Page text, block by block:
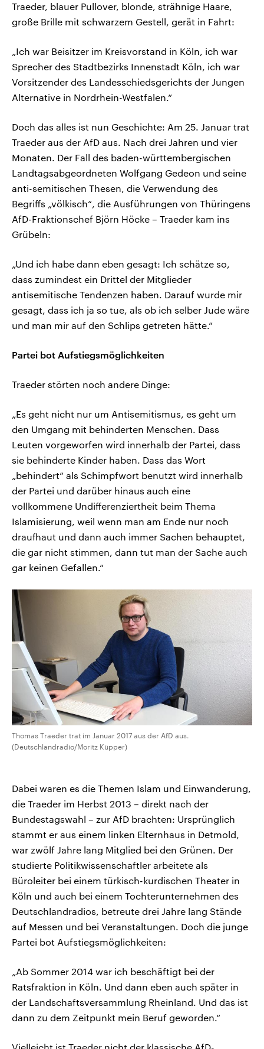
Traeder, blauer Pullover, blonde, strähnige Haare,
große Brille mit schwarzem Gestell, gerät in Fahrt:
„Ich war Beisitzer im Kreisvorstand in Köln, ich war
Sprecher des Stadtbezirks Innenstadt Köln, ich war
Vorsitzender des Landesschiedsgerichts der Jungen
Alternative in Nordrhein-Westfalen.“
Doch das alles ist nun Geschichte: Am 25. Januar trat
Traeder aus der AfD aus. Nach drei Jahren und vier
Monaten. Der Fall des baden-württembergischen
Landtagsabgeordneten Wolfgang Gedeon und seine
anti-semitischen Thesen, die Verwendung des
Begriffs „völkisch“, die Ausführungen von Thüringens
AfD-Fraktionschef Björn Höcke – Traeder kam ins
Grübeln:
„Und ich habe dann eben gesagt: Ich schätze so,
dass zumindest ein Drittel der Mitglieder
antisemitische Tendenzen haben. Darauf wurde mir
gesagt, dass ich ja so tue, als ob ich selber Jude wäre
und man mir auf den Schlips getreten hätte.“
Partei bot Aufstiegsmöglichkeiten
Traeder störten noch andere Dinge:
„Es geht nicht nur um Antisemitismus, es geht um
den Umgang mit behinderten Menschen. Dass
Leuten vorgeworfen wird innerhalb der Partei, dass
sie behinderte Kinder haben. Dass das Wort
„behindert“ als Schimpfwort benutzt wird innerhalb
der Partei und darüber hinaus auch eine
vollkommene Undifferenziertheit beim Thema
Islamisierung, weil wenn man am Ende nur noch
draufhaut und dann auch immer Sachen behauptet,
die gar nicht stimmen, dann tut man der Sache auch
gar keinen Gefallen.“
Thomas Traeder trat im Januar 2017 aus der AfD aus.
(Deutschlandradio/Moritz Küpper)
Dabei waren es die Themen Islam und Einwanderung,
die Traeder im Herbst 2013 – direkt nach der
Bundestagswahl – zur AfD brachten: Ursprünglich
stammt er aus einem linken Elternhaus in Detmold,
war zwölf Jahre lang Mitglied bei den Grünen. Der
studierte Politikwissenschaftler arbeitete als
Büroleiter bei einem türkisch-kurdischen Theater in
Köln und auch bei einem Tochterunternehmen des
Deutschlandradios, betreute drei Jahre lang Stände
auf Messen und bei Veranstaltungen. Doch die junge
Partei bot Aufstiegsmöglichkeiten:
„Ab Sommer 2014 war ich beschäftigt bei der
Ratsfraktion in Köln. Und dann eben auch später in
der Landschaftsversammlung Rheinland. Und das ist
dann zu dem Zeitpunkt mein Beruf geworden.“